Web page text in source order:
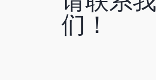
们！